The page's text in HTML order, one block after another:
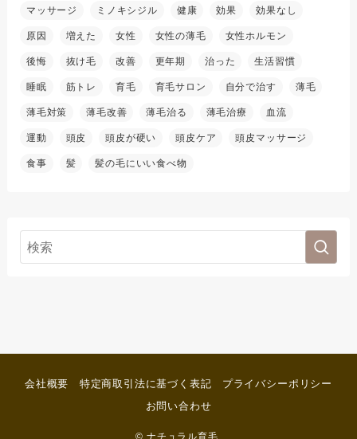
マッサージ ミノキシジル 健康 効果 効果なし
原因 増えた 女性 女性の薄毛 女性ホルモン
後悔 抜け毛 改善 更年期 治った 生活習慣
睡眠 筋トレ 育毛 育毛サロン 自分で治す 薄毛
薄毛対策 薄毛改善 薄毛治る 薄毛治療 血流
運動 頭皮 頭皮が硬い 頭皮ケア 頭皮マッサージ
食事 髪 髪の毛にいい食べ物
会社概要 特定商取引法に基づく表記
プライバシーポリシー
お問い合わせ